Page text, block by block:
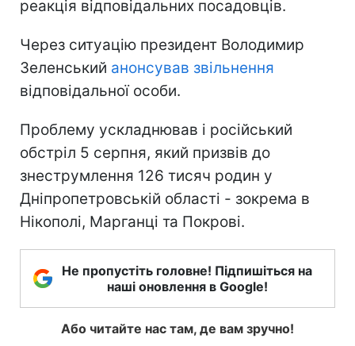
реакція відповідальних посадовців.
Через ситуацію президент Володимир
Зеленський анонсував звільнення
відповідальної особи.
Проблему ускладнював і російський
обстріл 5 серпня, який призвів до
знеструмлення 126 тисяч родин у
Дніпропетровській області - зокрема в
Нікополі, Марганці та Покрові.
Не пропустіть головне! Підпишіться на
наші оновлення в Google!
Або читайте нас там, де вам зручно!